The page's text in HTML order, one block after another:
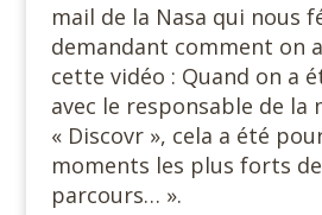
mail de la Nasa qui nous
demandant comment on
cette vidéo : Quand on a
avec le responsable de la
« Discovr », cela a été
moments les plus forts
parcours… ».